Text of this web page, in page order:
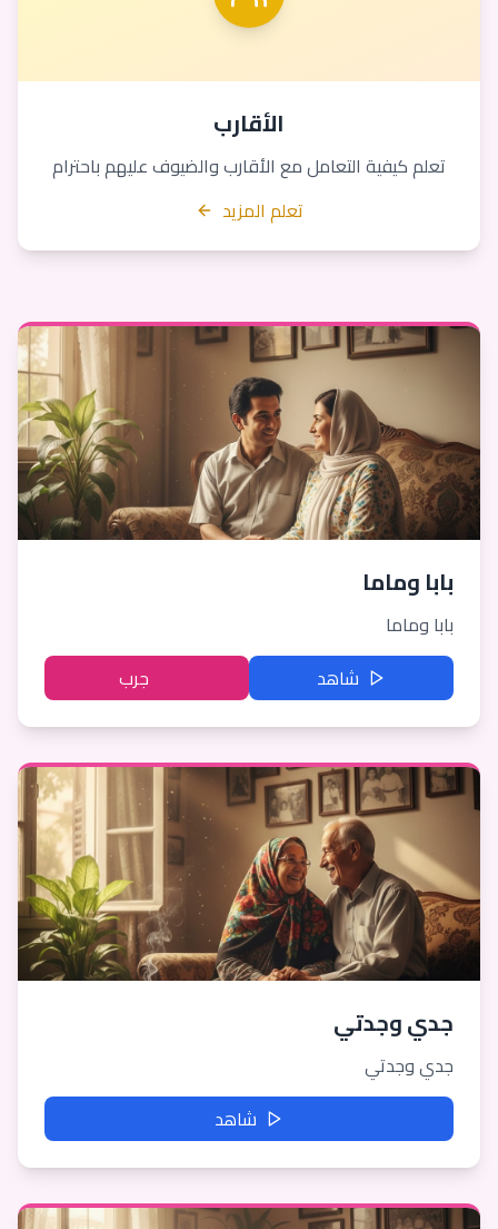
الأقارب
تعلم كيفية التعامل مع الأقارب والضيوف عليهم باحترام
تعلم المزيد
بابا وماما
بابا وماما
شاهد
جرب
جدي وجدتي
جدي وجدتي
شاهد